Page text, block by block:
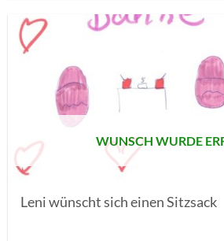
WUNSCH WURDE
Leni wünscht sich einen Sitzsack